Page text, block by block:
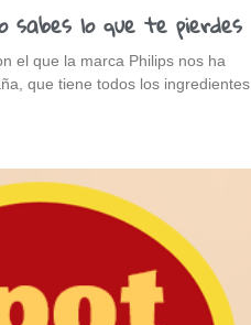
sabes lo que te pierdes
el que la marca Philips nos ha
que tiene todos los ingredientes